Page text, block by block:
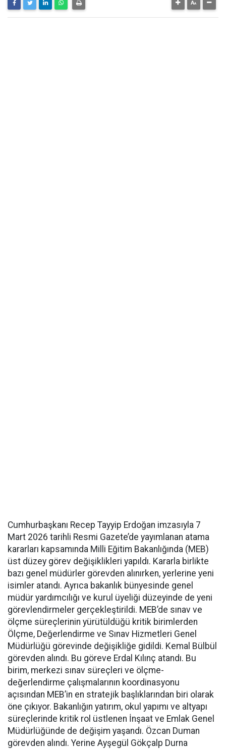
Cumhurbaşkanı Recep Tayyip Erdoğan imzasıyla 7
Mart 2026 tarihli Resmi Gazete’de yayımlanan atama
kararları kapsamında Milli Eğitim Bakanlığında (MEB)
üst düzey görev değişiklikleri yapıldı. Kararla birlikte
bazı genel müdürler görevden alınırken, yerlerine yeni
isimler atandı. Ayrıca bakanlık bünyesinde genel
müdür yardımcılığı ve kurul üyeliği düzeyinde de yeni
görevlendirmeler gerçekleştirildi. MEB’de sınav ve
ölçme süreçlerinin yürütüldüğü kritik birimlerden
Ölçme, Değerlendirme ve Sınav Hizmetleri Genel
Müdürlüğü görevinde değişikliğe gidildi. Kemal Bülbül
görevden alındı. Bu göreve Erdal Kılınç atandı. Bu
birim, merkezi sınav süreçleri ve ölçme-
değerlendirme çalışmalarının koordinasyonu
açısından MEB’in en stratejik başlıklarından biri olarak
öne çıkıyor. Bakanlığın yatırım, okul yapımı ve altyapı
süreçlerinde kritik rol üstlenen İnşaat ve Emlak Genel
Müdürlüğünde de değişim yaşandı. Özcan Duman
görevden alındı. Yerine Ayşegül Gökçalp Durna